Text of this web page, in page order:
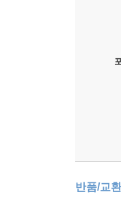
반품/교